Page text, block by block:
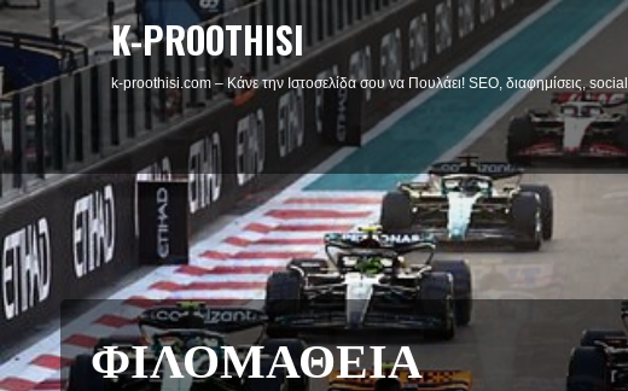
K-PROOTHISI
k-proothisi.com – Κάνε την Ιστοσελίδα σου να Πουλάει! SEO, διαφημίσεις,
ΦΙΛΟΜΑΘΕΙΑ